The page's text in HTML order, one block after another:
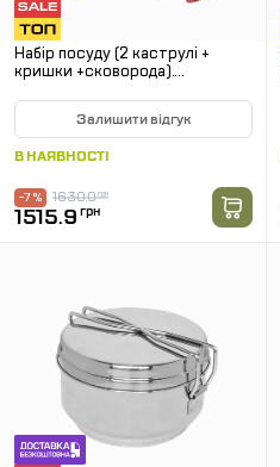
Набір посуду (2 каструлі +
кришки +сковорода).
NH carbon
Залишити відгук
В НАЯВНОСТІ
1630.0грн
-7 %
1515.9 грн